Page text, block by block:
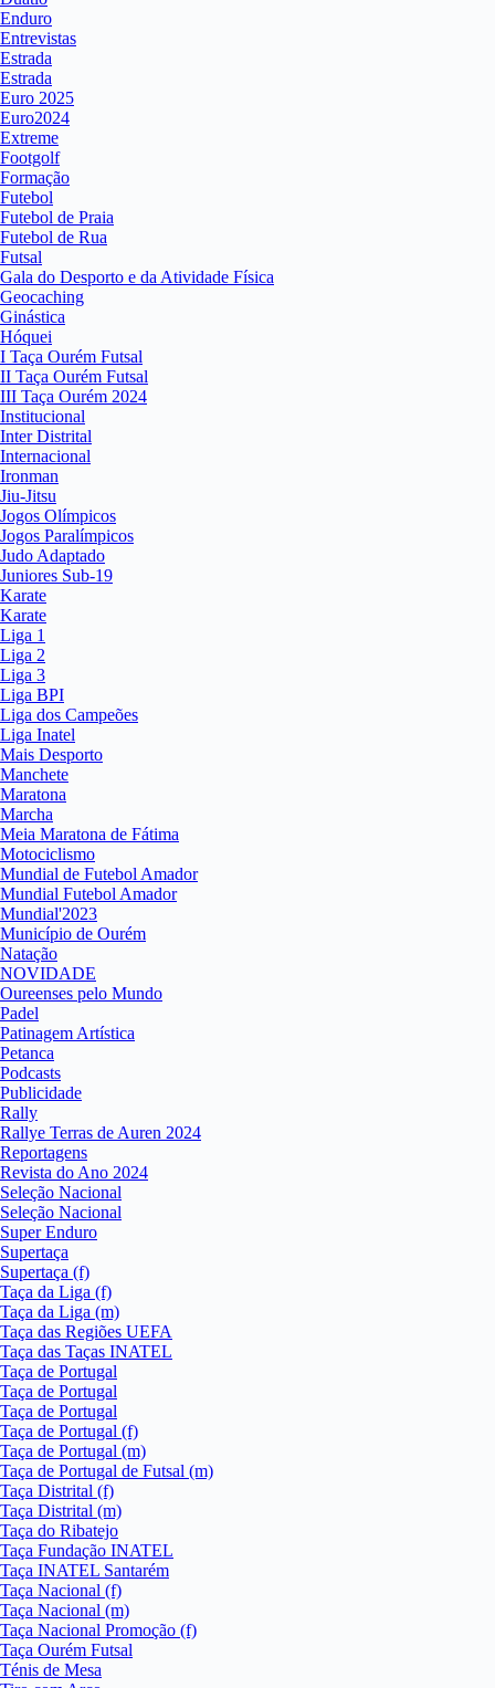
Enduro
Entrevistas
Estrada
Estrada
Euro 2025
Euro2024
Extreme
Footgolf
Formação
Futebol
Futebol de Praia
Futebol de Rua
Futsal
Gala do Desporto e da Atividade Física
Geocaching
Ginástica
Hóquei
I Taça Ourém Futsal
II Taça Ourém Futsal
III Taça Ourém 2024
Institucional
Inter Distrital
Internacional
Ironman
Jiu-Jitsu
Jogos Olímpicos
Jogos Paralímpicos
Judo Adaptado
Juniores Sub-19
Karate
Karate
Liga 1
Liga 2
Liga 3
Liga BPI
Liga dos Campeões
Liga Inatel
Mais Desporto
Manchete
Maratona
Marcha
Meia Maratona de Fátima
Motociclismo
Mundial de Futebol Amador
Mundial Futebol Amador
Mundial'2023
Município de Ourém
Natação
NOVIDADE
Oureenses pelo Mundo
Padel
Patinagem Artística
Petanca
Podcasts
Publicidade
Rally
Rallye Terras de Auren 2024
Reportagens
Revista do Ano 2024
Seleção Nacional
Seleção Nacional
Super Enduro
Supertaça
Supertaça (f)
Taça da Liga (f)
Taça da Liga (m)
Taça das Regiões UEFA
Taça das Taças INATEL
Taça de Portugal
Taça de Portugal
Taça de Portugal
Taça de Portugal (f)
Taça de Portugal (m)
Taça de Portugal de Futsal (m)
Taça Distrital (f)
Taça Distrital (m)
Taça do Ribatejo
Taça Fundação INATEL
Taça INATEL Santarém
Taça Nacional (f)
Taça Nacional (m)
Taça Nacional Promoção (f)
Taça Ourém Futsal
Ténis de Mesa